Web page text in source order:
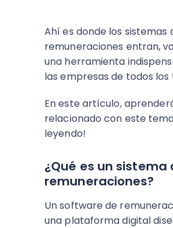
Ahí es donde los sistemas
remuneraciones entran,
una herramienta
las empresas de todos los
En este artículo,
relacionado con este
leyendo!
¿Qué es un sistema
remuneraciones?
Un software de
una plataforma digital